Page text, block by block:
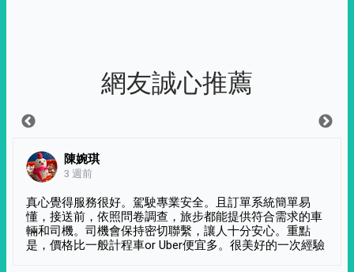
網友誠心推薦
陳婉琪
3 週前
真心覺得服務很好。駕駛專業安全。且訂單系統簡單易
懂，接送前，依照問卷調查，旅步都能提供符合需求的車
輛和司機。司機會保持密切聯繫，讓人十分安心。重點
是，價格比一般計程車or Uber便宜多。很美好的一次經驗